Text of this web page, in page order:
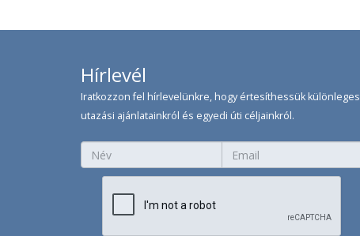
Hírlevél
Iratkozzon fel hírlevelünkre, hogy értesíthessük különleges
utazási ajánlatainkról és egyedi úti céljainkról.